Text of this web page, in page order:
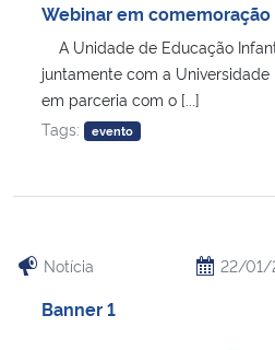
Webinar em comemoração
A Unidade de Educação
juntamente com a
em parceria com o [...]
Tags:
evento
Notícia 22/01/
Banner 1